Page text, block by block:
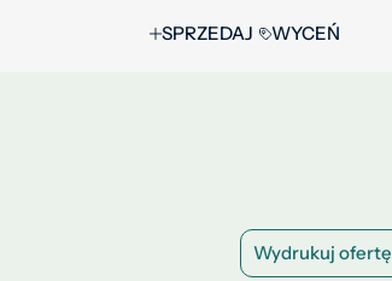
SPRZEDAJ WYCEŃ
Wydrukuj ofertę